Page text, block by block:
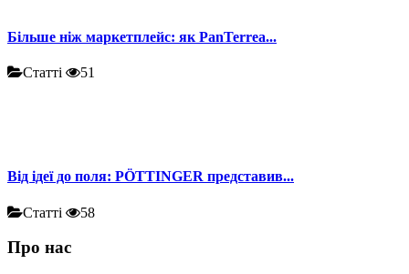
Більше ніж маркетплейс: як PanTerrea...
Статті 51
Від ідеї до поля: PÖTTINGER представив...
Статті 58
Про нас